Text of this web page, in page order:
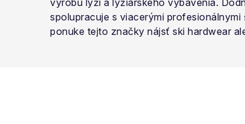
výrobu lyží a lyžiarskeho vybavenia.
spolupracuje s viacerými
ponuke tejto značky nájsť ski hardwear